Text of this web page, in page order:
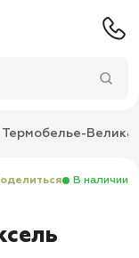
Термобелье-
В наличии